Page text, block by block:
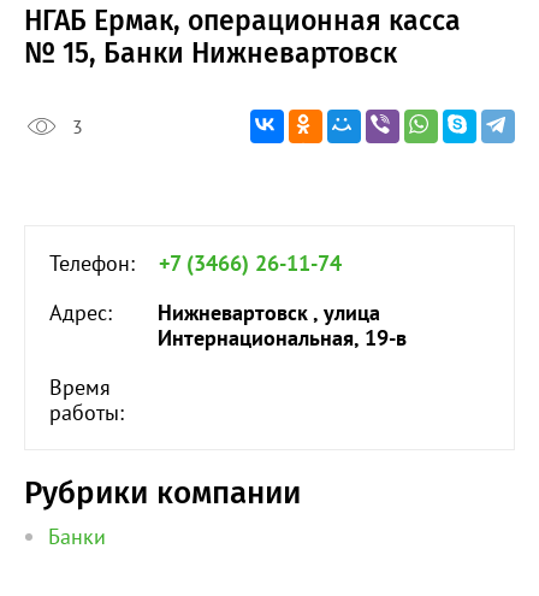
НГАБ Ермак, операционная касса
№ 15, Банки Нижневартовск
3
Телефон:
+7 (3466) 26-11-74
Адрес:
Нижневартовск , улица
Интернациональная, 19-в
Время
работы:
Рубрики компании
Банки